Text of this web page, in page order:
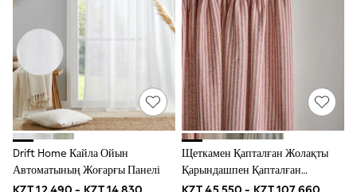
Occasionwear
Sets & Outfits
Shirts & Blouses
Shorts & Skirts
Sportswear
Sweatshirts & Hoodies
Swimwear
T-Shirts
Tops
Trousers & Leggings
Vests
Trending: Top & Short Sets
Drift Home Кайла Ойын
Автоматының Жоғарғы Панелі
Щеткамен Қапталған Жолақты
Қарындашпен Қапталған
Перделер